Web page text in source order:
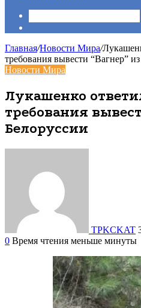
Главная/Новости Мира/
требования вывести “Вагнер”
Новости Мира
Лукашенко
требования
Белоруссии
TPKCKAT
0 Время чтения меньше минуты